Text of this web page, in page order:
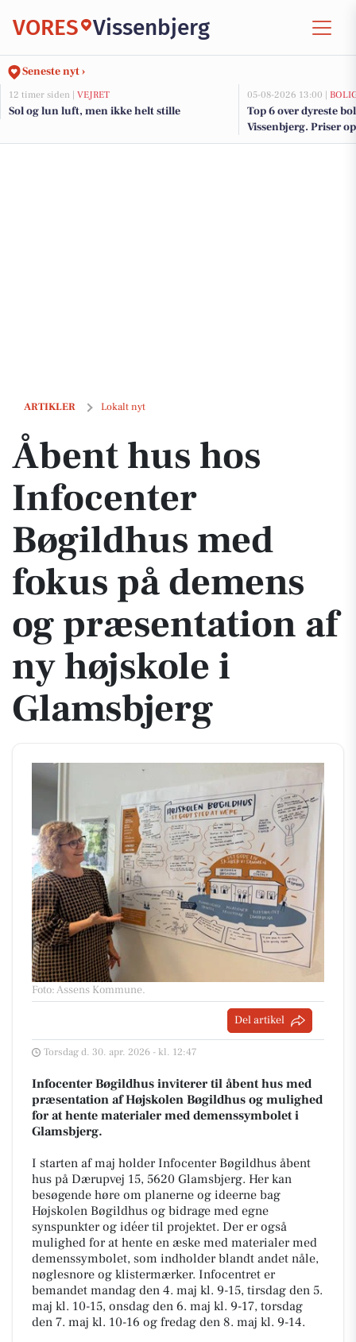
VORES Vissenbjerg
Seneste nyt ›
12 timer siden | VEJRET
Sol og lun luft, men ikke helt stille
05-08-2026 13:00 |
Top 6 over dyreste
Vissenbjerg. Priser
ARTIKLER Lokalt nyt
Åbent hus hos Infocenter Bøgildhus med fokus på demens og
Åbent hus hos
Infocenter
Bøgildhus med
fokus på demens
og præsentation af
ny højskole i
Glamsbjerg
Foto: Assens Kommune.
Del artikel
Torsdag d. 30. apr. 2026 - kl. 12:47
Infocenter Bøgildhus inviterer til åbent hus med
præsentation af Højskolen Bøgildhus og mulighed
for at hente materialer med demenssymbolet i
Glamsbjerg.
I starten af maj holder Infocenter Bøgildhus åbent
hus på Dærupvej 15, 5620 Glamsbjerg. Her kan
besøgende høre om planerne og ideerne bag
Højskolen Bøgildhus og bidrage med egne
synspunkter og idéer til projektet. Der er også
mulighed for at hente en æske med materialer med
demenssymbolet, som indholder blandt andet nåle,
nøglesnore og klistermærker. Infocentret er
bemandet mandag den 4. maj kl. 9-15, tirsdag den 5.
maj kl. 10-15, onsdag den 6. maj kl. 9-17, torsdag
den 7. maj kl. 10-16 og fredag den 8. maj kl. 9-14.